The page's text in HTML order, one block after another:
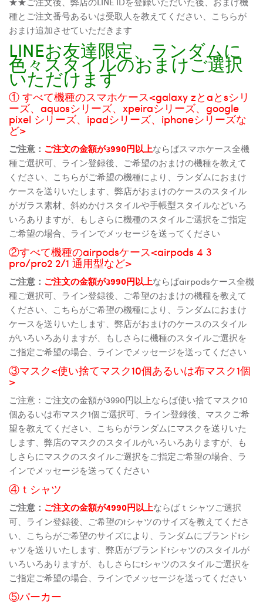
種とご注文番号あるいは受取人を教えてください、こちらが
おまけ追加させていただきます
LINEお友達限定、ランダムに
色々スタイルのおまけご選択
いただけます
① すべて機種のスマホケース<galaxy zとaとsシリ
ーズ、aquosシリーズ、xpeiraシリーズ、google
pixel シリーズ、ipadシリーズ、iphoneシリーズな
ど>
ご注意： ご注文の金額が3990円以上ならばスマホケース全機
種ご選択可、ライン登録後、ご希望のおまけの機種を教えて
ください、こちらがご希望の機種により、ランダムにおまけ
ケースを送りいたします、弊店がおまけのケースのスタイル
がガラス素材、斜めかけスタイルや手帳型スタイルなどいろ
いろありますが、もしさらに機種のスタイルご選択をご指定
ご希望の場合、ラインでメッセージを送ってください
②すべて機種のairpodsケース<airpods 4 3
pro/pro2 2/1 通用型など>
ご注意： ご注文の金額が3990円以上ならばairpodsケース全機
種ご選択可、ライン登録後、ご希望のおまけの機種を教えて
ください、こちらがご希望の機種により、ランダムにおまけ
ケースを送りいたします、弊店がおまけのケースのスタイル
がいろいろありますが、もしさらに機種のスタイルご選択を
ご指定ご希望の場合、ラインでメッセージを送ってください
③マスク<使い捨てマスク10個あるいは布マスク1個
>
ご注意：ご注文の金額が3990円以上ならば使い捨てマスク10
個あるいは布マスク1個ご選択可、ライン登録後、マスクご希
望を教えてください、こちらがランダムにマスクを送りいた
します、弊店のマスクのスタイルがいろいろありますが、も
しさらにマスクのスタイルご選択をご指定ご希望の場合、ラ
インでメッセージを送ってください
④ｔシャツ
ご注意： ご注文の金額が4990円以上ならばｔシャツご選択
可、ライン登録後、ご希望のtシャツのサイズを教えてくださ
い、こちらがご希望のサイズにより、ランダムにブランドtシ
ャツを送りいたします、弊店がブランドtシャツのスタイルが
いろいろありますが、もしさらにtシャツのスタイルご選択を
ご指定ご希望の場合、ラインでメッセージを送ってください
⑤パーカー